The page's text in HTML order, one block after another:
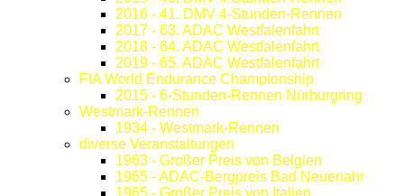
2016 - 41. DMV 4-Stunden-Rennen
2017 - 63. ADAC Westfalenfahrt
2018 - 64. ADAC Westfalenfahrt
2019 - 65. ADAC Westfalenfahrt
FIA World Endurance Championship
2015 - 6-Stunden-Rennen Nürburgring
Westmark-Rennen
1934 - Westmark-Rennen
diverse Veranstaltungen
1963 - Großer Preis von Belgien
1965 - ADAC-Bergpreis Bad Neuenahr
1965 - Großer Preis von Italien